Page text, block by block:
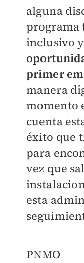
alguna
programa
inclusivo y
primer
manera
momento
cuenta
éxito que
para
vez que
esta
PNMO